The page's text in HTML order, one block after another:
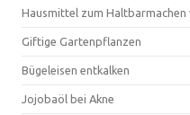
Hausmittel zum Haltbarmachen
Giftige Gartenpflanzen
Bügeleisen entkalken
Jojobaöl bei Akne